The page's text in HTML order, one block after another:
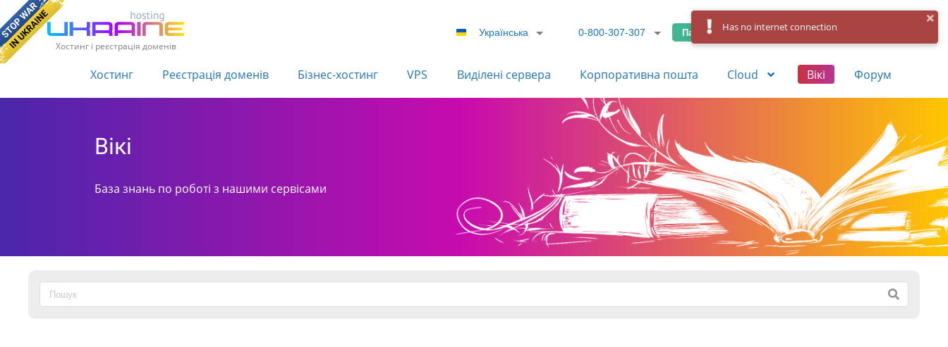
Хостинг і реєстрація доменів
Українська 0-800-307-307 Панель керування Вхід
Хостинг Реєстрація доменів Бізнес-хостинг VPS Виділені сервера Корпоративна пошта Cloud Вікі Форум
Вікі
База знань по роботі з нашими сервісами
Has no internet connection